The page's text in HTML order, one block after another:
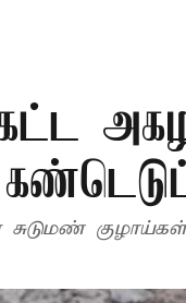
சுடுமண்